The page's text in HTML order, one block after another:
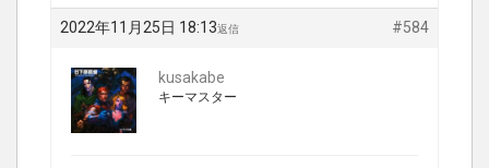
2022年11月25日 18:13 #584
返信
kusakabe
キーマスター